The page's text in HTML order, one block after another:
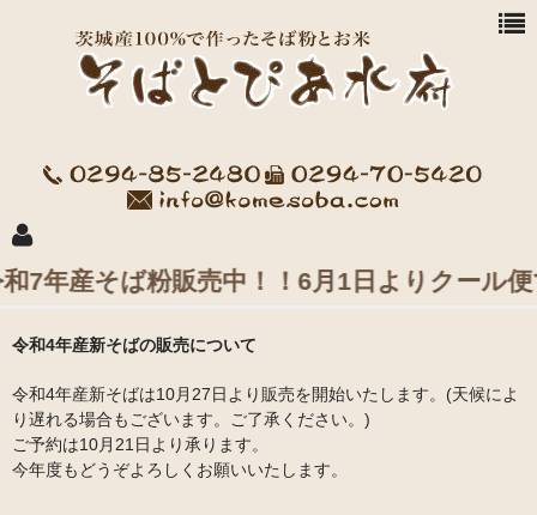
年産そば粉販売中！！6月1日よりクール便で
商品一覧
お買い物方法
水府愛農会 会社案内
令和4年産新そばの販売について
令和4年産新そばは10月27日より販売を開始いたします。(天候によ
り遅れる場合もございます。ご了承ください。)
ご予約は10月21日より承ります。
今年度もどうぞよろしくお願いいたします。